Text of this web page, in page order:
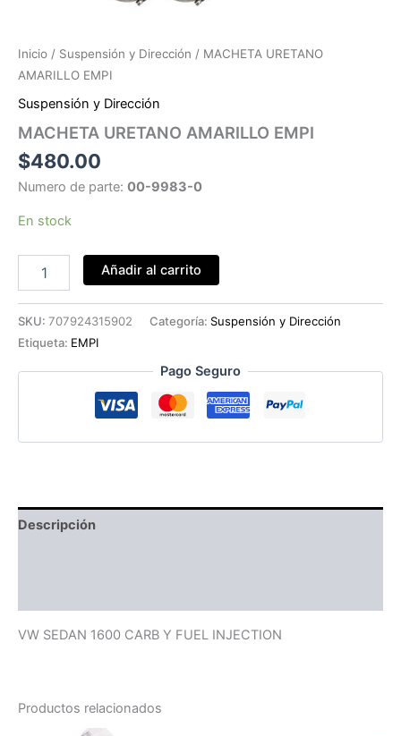
Inicio / Suspensión y Dirección / MACHETA URETANO
AMARILLO EMPI
Suspensión y Dirección
MACHETA URETANO AMARILLO EMPI
$480.00
Numero de parte: 00-9983-0
En stock
URETANO
EMPI
Añadir al carrito
SKU: 707924315902 Categoría: Suspensión y Dirección
Etiqueta: EMPI
Pago Seguro
Descripción
VW SEDAN 1600 CARB Y FUEL INJECTION
Productos relacionados